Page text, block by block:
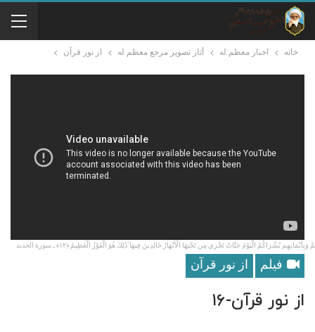
خانه اخبار معظم له أثار تصوير مرجع معظم له از نور قرآن
بُشْرَاكُمُ الْيَوْمَ جَنَّاتٌ تَجْرِي مِن تَحْتِهَا الْأَنْهَارُ خَالِدِينَ فِيهَا ۚذَٰلِكَ هُوَ الْفَوْزُ الْعَظِيمُ ﴿١٢﴾ ـ سورة الحديد
فیلم از نور قرآن
از نور قرآن-۱۶